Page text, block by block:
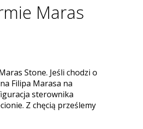
Maras
Stone. Jeśli chodzi o
Filipa Marasa na
sterownika
Z chęcią prześlemy